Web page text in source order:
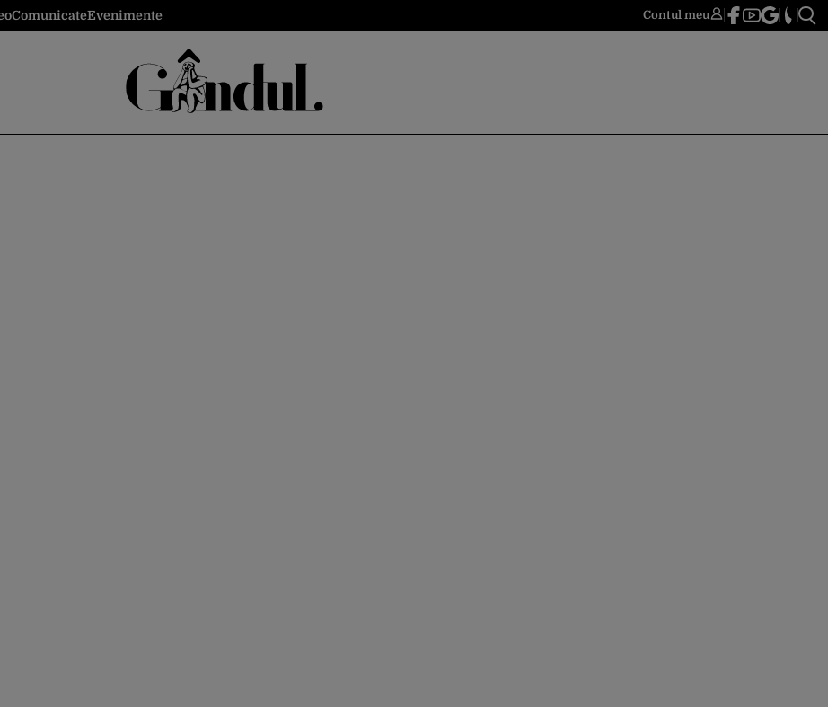
ComunicateEvenimente Contul meu